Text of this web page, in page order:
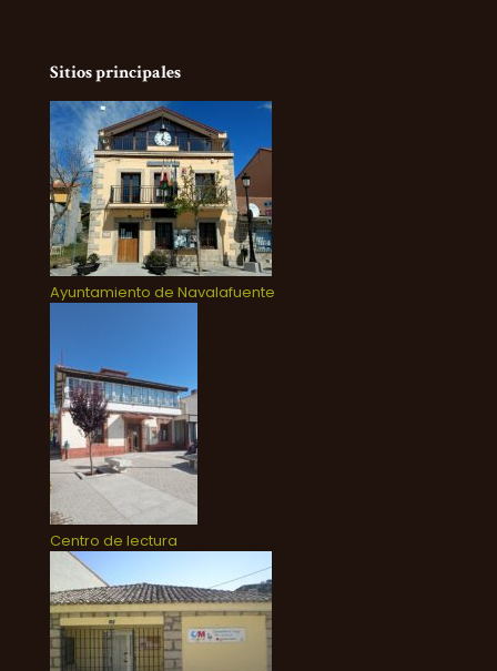
Sitios principales
Ayuntamiento de Navalafuente
Centro de lectura